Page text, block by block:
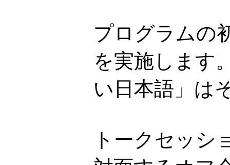
プログラムの
を実施します
い日本語」は
トークセッシ